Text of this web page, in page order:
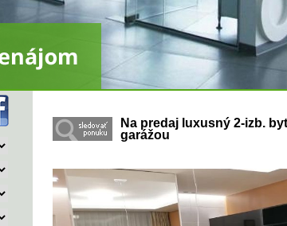
Na predaj luxusný 2-izb.
garážou